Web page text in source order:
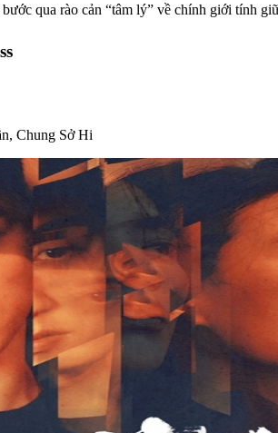
qua rào cản “tâm lý” về chính giới tính
Chung Sở Hi